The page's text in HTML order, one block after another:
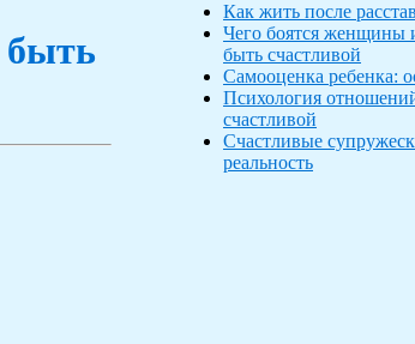
быть
Как жить после
Чего боятся женщины
быть счастливой
Самооценка ребенка:
Психология
счастливой
Счастливые
реальность